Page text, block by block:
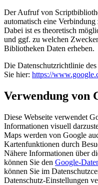
Der Aufruf von
automatisch eine
Dabei ist es theoretisch
und ggf. zu welchen
Bibliotheken Daten erheben.
Die Datenschutzrichtlinie
Sie hier: https://
Verwendung von
Diese Webseite verwendet
Informationen visuell
Maps werden von Google
Kartenfunktionen durch
Nähere Informationen über
können Sie den Google-
können Sie im
Datenschutz-Einstellungen